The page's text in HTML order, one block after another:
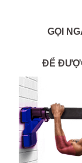
GỌI
ĐỂ